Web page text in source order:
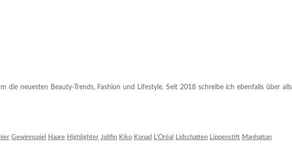
neuesten Beauty-Trends, Fashion und Lifestyle. Seit 2018 schreibe ich ebenfalls über alls
Gewinnspiel Haare Highlighter Jolifin Kiko Konad L'Oréal Lidschatten Lippenstift Manhattan